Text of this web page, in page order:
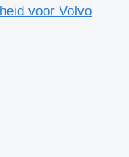
voor Volvo